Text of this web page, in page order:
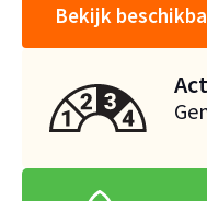
Bekijk